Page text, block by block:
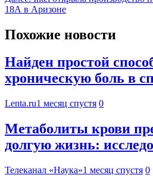
18А в Аризоне
Похожие новости
Найден простой
хроническую боль в
Lenta.ru1 месяц спустя 0
Метаболиты крови
долгую жизнь:
Телеканал «Наука»1 месяц спустя 0